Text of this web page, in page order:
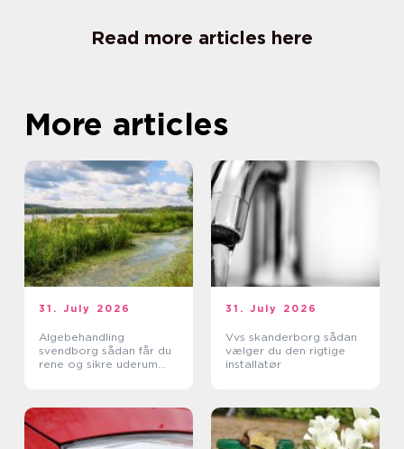
Read more articles here
More articles
31. July 2026
Algebehandling
svendborg sådan får du
rene og sikre uderum
31. July 2026
Vvs skanderborg sådan
vælger du den rigtige
installatør